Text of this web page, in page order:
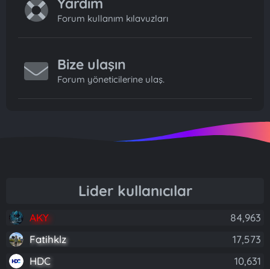
Forum kullanım kılavuzları
Bize ulaşın
Forum yöneticilerine ulaş.
Lider kullanıcılar
AKY
84,963
Fatihklz
17,573
HDC
10,631